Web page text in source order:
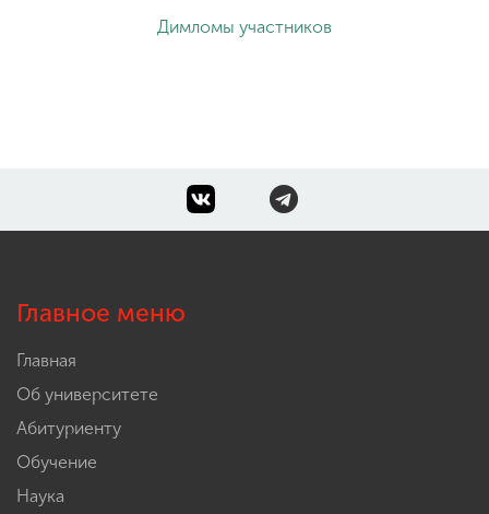
Димломы участников
Главное меню
Главная
Об университете
Абитуриенту
Обучение
Наука